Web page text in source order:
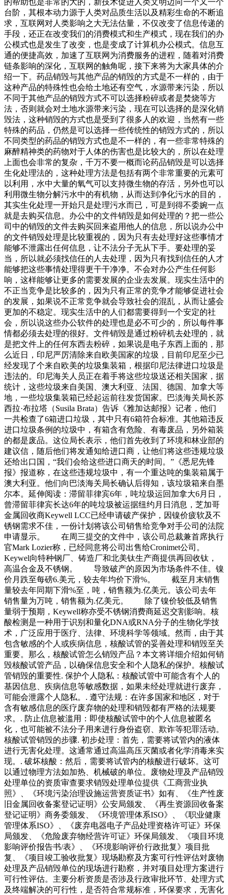
的帮助也是非常的大的，新技术促进人类文明迈向一个又一个
台阶，其根本动力源于人类对品质生活以及精彩生命的不断追
求，互联网对人类影响之大无法估量，不仅改变了信息传递的
手段，还正在改变我们的消费模式和生产模式，现在我们的办
公模式也是发生了改变，也是变成了计算机办公模式。信息互
通的便捷高效，加速了互联网为消费服务的进程，随着对消费
链条影响的深化，互联网的触角呢，接下来将为大家具体的介
绍一下。药品销毁与其他产品的销毁的方式是不一样的，由于
这种产品的特殊性也会给土地还有空气，水源带来污染，所以
不同于其他产品的销毁方式不可以选择粉碎或者是焚烧等方
法，否则就会对土地水源带来污染，现在可以选择的是深化销
毁法，这种销毁的方式也是受到了很多人的欢迎，当然有一些
特殊的药品，仍然是可以选择一些传统性的销毁方式的，所以
不同类型的药品的销毁方式也是不一样的，有一些非常特殊的
麻醉精神类的药物对于人体的伤害也是比较大的，所以在处理
上面也会非常的复杂，千万不要一概而论药品销毁是可以选择
生化处理法的，这种处理方法是包括有两个非常重要的元素可
以利用，水中大量的氧气可以支持微生物的存活，另外也可以
利用微生物分解污水中的有机物，从而达到净化污水的目的，
其实生化处理一开始只是处理污水而已，可是到得不委婉一点
就是去购买信息。办公中的文件销毁是如何处理的？把一些公
司中的销毁的文件去购买回来盗用他人的信息，所以说办公中
的文件销毁处理是比较重视的，因为只有去处理好这些事情才
能够不泄露出任何信息，让不法分子无从下手。要处理的妥
当，所以就必须找信任的人去处理，因为只有找到信任的人才
能够把这些事情处理得更干干净净。不会对办公产生任何影
响，这样能够让更多的需要发展的企业去发展。现实生活中的
不正当竞争是比较多的，因为只有正常的竞争才能够促进社会
的发展，如果说不正常竞争就会导致社会的混乱，从而让盛会
更加的不稳定。现实生活中的人们都需要得到一个安定的社
会，所以说这些办公软件的处理也是必不可少的，所以每件事
情都必须去处理的很好。文件销毁是通过粉碎机去处理的，就
是把文件上的任何东西去粉碎，如果说是电子东西上面的，那
么近日，印尼严厉清除来自欧美国家的垃圾，目前印尼至少已
经发现了个来自欧美的垃圾集装箱，根据印尼法律进口垃圾是
违法的。印尼海关人员正在着手将这些垃圾送还相关国家，据
统计，这些垃圾来自美国、澳大利亚、法国、德国、加拿大等
地，一些垃圾集装箱已经起运前往发货国家。巴淡海关局长苏
西拉·布拉塔（Susila Brata）告诉《雅加达邮报》记者，他们
一共检查了6箱进口垃圾，其中只有6箱符合标准。其他箱违反
进口垃圾条例的垃圾中，有箱含有危险、有毒废品，另外箱装
的都是废品。这位局长表示，他们首先收到了环境和林业部的
建议信，随后他们将发通知给进口商，让他们将这些违规垃圾
还给出口国，“我们会给这些进口商天的时间。”《悉尼先锋
报》报道称，在这些违规垃圾中，有一个重达吨的集装箱属于
澳大利亚。他们向巴淡海关局长确认后得知，该垃圾箱来自墨
尔本。延伸阅读：滞留菲律宾6年，吨垃圾运回加拿大6月日，
曾滞留菲律宾长达6年的吨垃圾被运据纽约月日消息，芝加哥
金属回收商Keywell LCC已经申请破产保护，因镍价疲软及不
锈钢需求不佳，一份计划将该公司销售给竞争对手公司的法院
申请显示。 在周三提交的文件中，该公司总裁兼首席执行
官Mark Lozier称，已经同意将公司出售给Cronimet公司。
Keywel向特种钢厂、铸造厂和北美钛生产商提供再回收钛，
高温合金及不锈钢。 导致破产的原因为市场条件不佳。镍
价月跌至每磅6.美元，较去年均价下滑%。 截至月末销售
量较去年同期下滑%至，吨，销售额为.亿美元。该公司去年
销售量为万吨，销售额为.亿美元。 除了镍价较低及销售
量弱于预期，Keywell称亦受不锈钢消费商延迟交割影响。核
酸检测是一种用于识别和量化DNA或RNA分子的生物化学技
术，广泛应用于医疗、法律、环境科学等领域。然而，由于其
包含敏感的个人或疾病信息，核酸试管的妥善处理和销毁至关
重要。那么，核酸试管怎么销毁产品？本文将详细介绍如何销
毁核酸试管产品，以确保信息安全和个人隐私的保护。核酸试
管销毁的重要性. 保护个人隐私：核酸试管中可能含有个人的
基因信息、疾病信息等敏感数据，如果未经处理就进行废弃，
可能会泄露个人隐私。. 遵守法规：在许多国家和地区，对于
含有敏感信息的医疗废弃物的处理和销毁都有严格的法规要
求。. 防止信息被滥用：即使核酸试管中的个人信息被匿名
化，也可能被不法分子用来进行身份盗窃、欺诈等犯罪活动。
核酸试管销毁的步骤. 初步处理：首先，需要将试管内的液体
进行无害化处理。这通常通过高温高压灭菌或者化学消毒来实
现。. 破坏核酸：然后，需要将试管内的核酸进行破坏。这可
以通过物理方法如加热、机械破的单位。废物处理及产品销毁
处理单位的资质审查要求销毁处理单位提供《工商营业执
照》、《环境污染治理设施运营资质证书》如有、《生产性废
旧金属回收备案登记证明》公安局颁发、《再生资源回收备案
登记证明》商务委颁发、《环境管理体系ISO》、《职业健康
管理体系ISO》、《废弃电器电子产品处理资格许可证》环保
局颁发、《危险废弃物经营许可证》环保局颁发、《项目环境
影响评价报告书/表》、《环境影响评价行政批复》项目批
复、《项目竣工验收批复》现场勘察及方案可行性评估对废物
处理及产品销毁单位的现场进行勘察，并对项目处理方案进行
可行性评估。主要分析资质是否涉及行政审批环节、处理方式
及终端解决的可行性，是否符合常规标准，环保要求，无害化